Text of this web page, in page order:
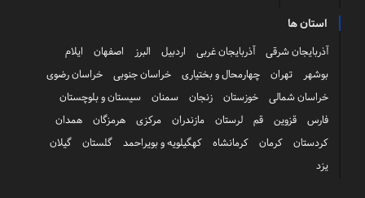
استان ها
آذربایجان شرقی آذربایجان غربی اردبیل البرز اصفهان
ایلام
بوشهر
تهران چهارمحال و بختیاری خراسان جنوبی
خراسان رضوی
خراسان شمالی
خوزستان زنجان سمنان
سیستان و بلوچستان
فارس
قزوین قم لرستان مازندران مرکزی هرمزگان
همدان
کردستان
کرمان کرمانشاه کهگیلویه و بویراحمد گلستان
گیلان
یزد